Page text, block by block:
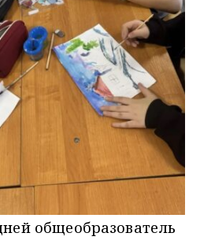
общеобразователь